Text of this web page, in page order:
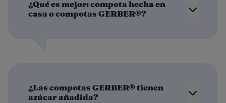
¿Qué es mejor: compota hecha en
casa o compotas GERBER®?
¿Las compotas GERBER® tienen
azúcar añadida?